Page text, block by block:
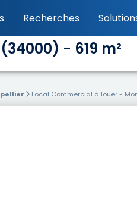
Recherches
- 619 m²
Local Commercial à louer -